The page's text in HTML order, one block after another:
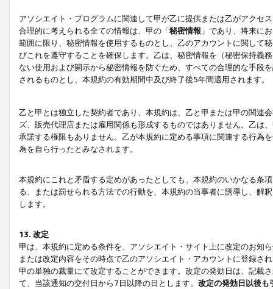
アソシエイト・プログラムに関連して甲が乙に提供または乙がアクセ
合理的に考えられる全ての情報は、甲の「秘密情報 」であり、将来に
範囲に限り、秘密情報を使用するものとし、乙のアカウントに関して
びこれを遵守することを確保します。乙は、秘密情報を（秘密保持義
ない使用および開示から秘密情報を防ぐため、すべての合理的な手段
されるものとし、本規約の有効期間中及び終了後5年間適用されます。
乙と甲とは独立した契約者であり、本規約は、乙と甲または甲の関連
ズ、販売代理店または雇用関係も形成するものではありません。乙は
承諾する権限もありません。乙が本規約に定める事項に関連する行為
為を自ら行ったとみなされます。
本規約にこれと矛盾する定めがあったとしても、本規約のいかなる条
る、または罰せられる方法での行動を、本規約の当事者に誘導し、解
します。
13. 改定
甲は、本規約に定める条件を、アソシエイト・サイト上に改定のお知
または改定内容をその時点で乙のアソシエイト・アカウントに登録さ
甲の単独の裁量にて改定することができます。改定の発効日は、記載
て、当該通知の交付日から7日以降の日とします。 改定の発効日以後も